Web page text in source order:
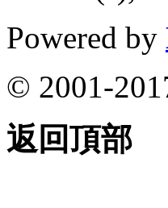
Powered by
© 2001-
返回頂部